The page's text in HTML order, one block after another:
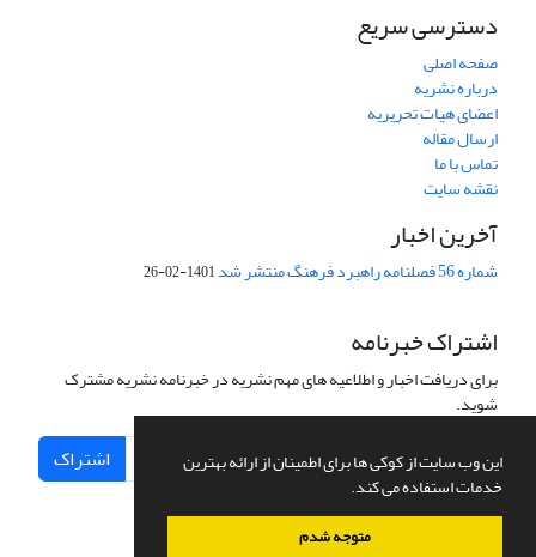
این وب سایت از کوکی ها برای اطمینان از ارائه بهترین
خدمات استفاده می کند.
متوجه شدم
دسترسی سریع
صفحه اصلی
درباره نشریه
اعضای هیات تحریریه
ارسال مقاله
تماس با ما
نقشه سایت
آخرین اخبار
شماره 56 فصلنامه راهبرد فرهنگ منتشر شد 1401-02-26
اشتراک خبرنامه
برای دریافت اخبار و اطلاعیه های مهم نشریه در خبرنامه نشریه مشترک
شوید.
اشتراک